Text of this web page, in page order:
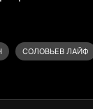
СОЛОВЬЕВ ЛАЙФ